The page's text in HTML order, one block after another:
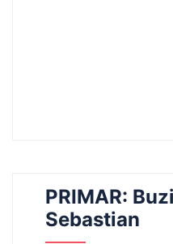
PRIMAR:
Sebastian